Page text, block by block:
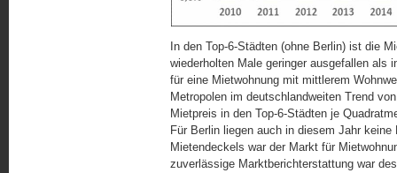
In den Top-6-Städten (ohne Berlin) ist die
wiederholten Male geringer ausgefallen als
für eine Mietwohnung mit mittlerem
Metropolen im deutschlandweiten Trend
Mietpreis in den Top-6-Städten je
Für Berlin liegen auch in diesem Jahr
Mietendeckels war der Markt für
zuverlässige Marktberichterstattung war